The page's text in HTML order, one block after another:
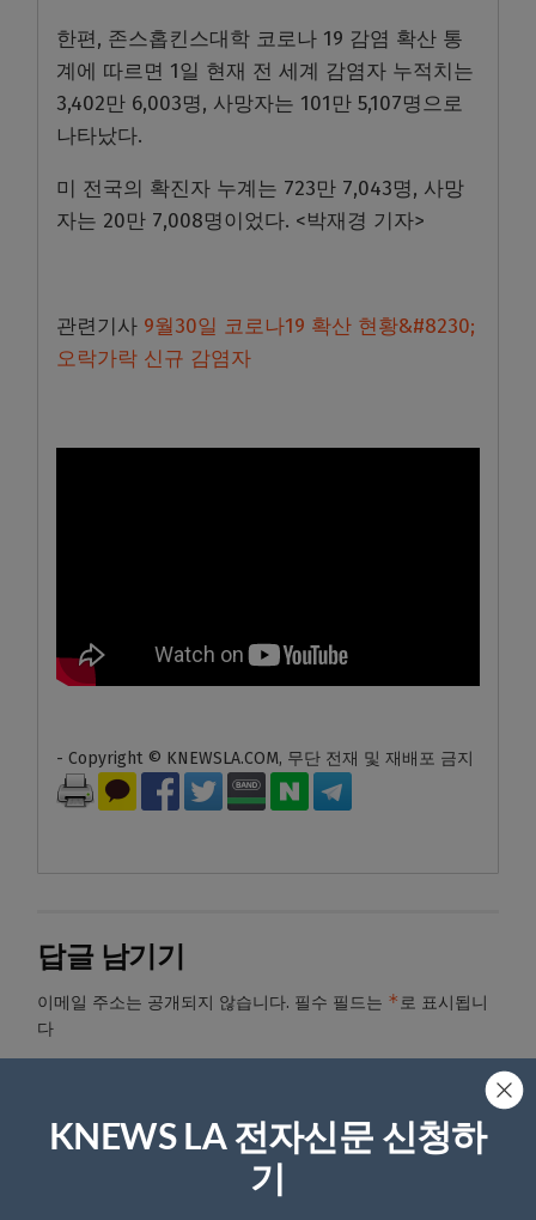
한편, 존스홉킨스대학 코로나 19 감염 확산 통
계에 따르면 1일 현재 전 세계 감염자 누적치는
3,402만 6,003명, 사망자는 101만 5,107명으로
나타났다.
미 전국의 확진자 누계는 723만 7,043명, 사망
자는 20만 7,008명이었다. <박재경 기자>
관련기사 9월30일 코로나19 확산 현황&#8230;
오락가락 신규 감염자
- Copyright © KNEWSLA.COM, 무단 전재 및 재배포 금지
답글 남기기
이메일 주소는 공개되지 않습니다. 필수 필드는 *로 표시됩니
다
KNEWS LA 전자신문 신청하
기